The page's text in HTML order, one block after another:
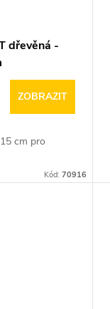
dřevěná -
ZOBRAZIT
cm pro
Kód:70916